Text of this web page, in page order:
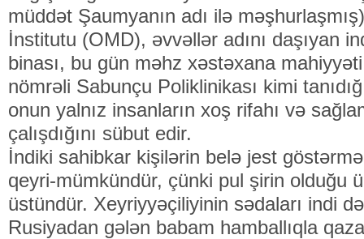
müddət Şaumyanın adı ilə
İnstitutu (OMD), əvvəllər adını daşıyan
binası, bu gün məhz xəstəxana
nömrəli Sabunçu Poliklinikası kimi
onun yalnız insanların xoş rifahı və
çalışdığını sübut edir.
İndiki sahibkar kişilərin belə jest
qeyri-mümkündür, çünki pul şirin olduğu
üstündür. Xeyriyyəçiliyinin sədaları indi
Rusiyadan gələn babam hamballıqla